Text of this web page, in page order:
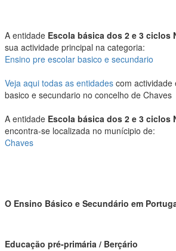
A entidade Escola básica dos 2 e 3 ciclos
sua actividade principal na categoria:
Ensino pre escolar basico e secundario
Veja aqui todas as entidades com actividade
basico e secundario no concelho de Chaves
A entidade Escola básica dos 2 e 3 ciclos
encontra-se localizada no munícipio de:
Chaves
O Ensino Básico e Secundário em
Educação pré-primária / Berçário